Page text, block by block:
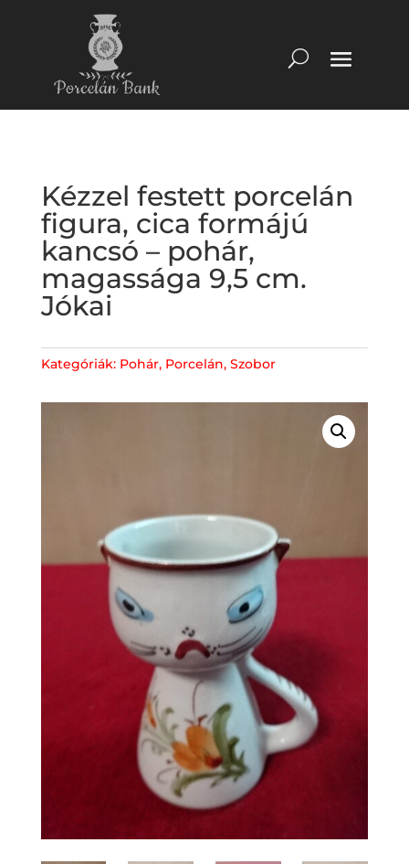
Kézzel festett porcelán
figura, cica formájú
kancsó – pohár,
magassága 9,5 cm.
Jókai
Kategóriák: Pohár, Porcelán, Szobor